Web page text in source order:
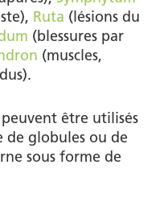
Ruta (lésions du
(blessures par
(muscles,
être utilisés
de globules ou de
sous forme de